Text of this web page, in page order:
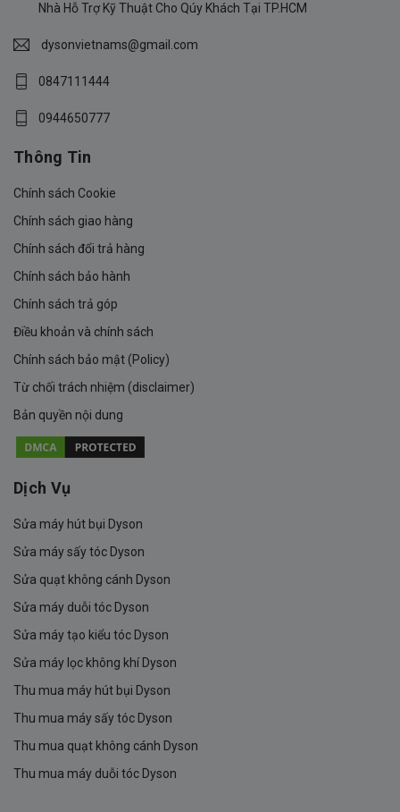
Nhà Hỗ Trợ Kỹ Thuật Cho Qúy Khách Tại TP.HCM
dysonvietnams@gmail.com
0847111444
0944650777
Thông Tin
Chính sách Cookie
Chính sách giao hàng
Chính sách đổi trả hàng
Chính sách bảo hành
Chính sách trả góp
Điều khoản và chính sách
Chính sách bảo mật (Policy)
Từ chối trách nhiệm (disclaimer)
Bản quyền nội dung
Dịch Vụ
Sửa máy hút bụi Dyson
Sửa máy sấy tóc Dyson
Sửa quạt không cánh Dyson
Sửa máy duỗi tóc Dyson
Sửa máy tạo kiểu tóc Dyson
Sửa máy lọc không khí Dyson
Thu mua máy hút bụi Dyson
Thu mua máy sấy tóc Dyson
Thu mua quạt không cánh Dyson
Thu mua máy duỗi tóc Dyson